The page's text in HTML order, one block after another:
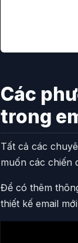
Các
trong
Tất cả các
muốn các chiến
Để có thêm
thiết kế email